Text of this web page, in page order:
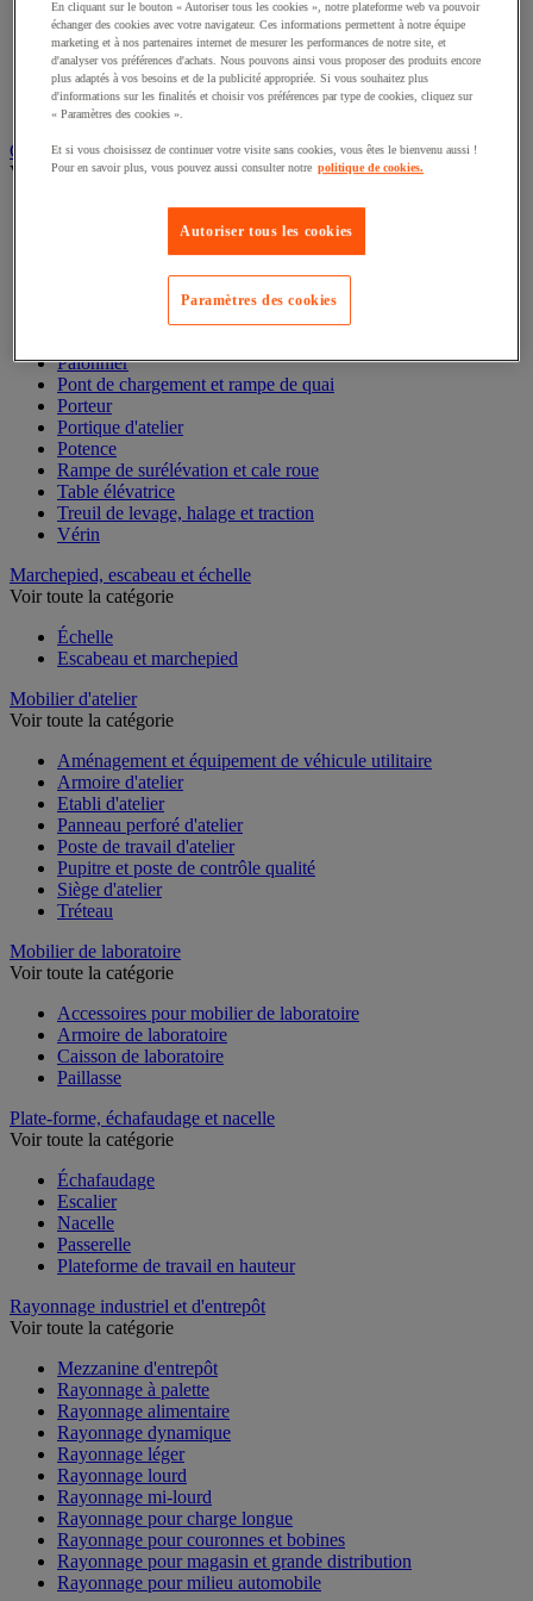
Pince de levage
Réa et poulie de levage
Sandow
Sangle et barre d'arrimage
Tendeur
Gerbeur, palan et appareil de levage
Voir toute la catégorie
Chandelle et béquille de sécurité
Élévateur de matériaux
Grue et chèvre d'atelier
Palonnier
Pont de chargement et rampe de quai
Porteur
Portique d'atelier
Potence
Rampe de surélévation et cale roue
Table élévatrice
Treuil de levage, halage et traction
Vérin
Marchepied, escabeau et échelle
Voir toute la catégorie
Échelle
Escabeau et marchepied
Mobilier d'atelier
Voir toute la catégorie
Aménagement et équipement de véhicule utilitaire
Armoire d'atelier
Etabli d'atelier
Panneau perforé d'atelier
Poste de travail d'atelier
Pupitre et poste de contrôle qualité
Siège d'atelier
Tréteau
Mobilier de laboratoire
Voir toute la catégorie
Accessoires pour mobilier de laboratoire
Armoire de laboratoire
Caisson de laboratoire
Paillasse
Plate-forme, échafaudage et nacelle
Voir toute la catégorie
Échafaudage
Escalier
Nacelle
Passerelle
Plateforme de travail en hauteur
Rayonnage industriel et d'entrepôt
Voir toute la catégorie
Mezzanine d'entrepôt
Rayonnage à palette
Rayonnage alimentaire
Rayonnage dynamique
Rayonnage léger
Rayonnage lourd
Rayonnage mi-lourd
Rayonnage pour charge longue
Rayonnage pour couronnes et bobines
Rayonnage pour magasin et grande distribution
Rayonnage pour milieu automobile
En cliquant sur le bouton « Autoriser tous les cookies », notre plateforme web va pouvoir
échanger des cookies avec votre navigateur. Ces informations permettent à notre équipe
marketing et à nos partenaires internet de mesurer les performances de notre site, et
d'analyser vos préférences d'achats. Nous pouvons ainsi vous proposer des produits encore
plus adaptés à vos besoins et de la publicité appropriée. Si vous souhaitez plus
d'informations sur les finalités et choisir vos préférences par type de cookies, cliquez sur
« Paramètres des cookies ».
Et si vous choisissez de continuer votre visite sans cookies, vous êtes le bienvenu aussi !
Pour en savoir plus, vous pouvez aussi consulter notre politique de cookies.
Autoriser tous les cookies
Paramètres des cookies